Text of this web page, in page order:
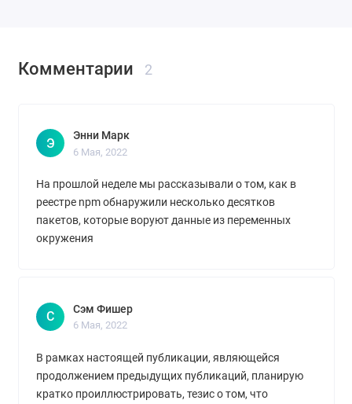
Комментарии 2
Э
Энни Марк
6 Мая, 2022
На прошлой неделе мы рассказывали о том, как в
реестре npm обнаружили несколько десятков
пакетов, которые воруют данные из переменных
окружения
С
Сэм Фишер
6 Мая, 2022
В рамках настоящей публикации, являющейся
продолжением предыдущих публикаций, планирую
кратко проиллюстрировать, тезис о том, что